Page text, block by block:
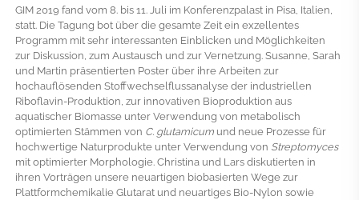
GIM 2019 fand vom 8. bis 11. Juli im Konferenzpalast in Pisa, Italien,
statt. Die Tagung bot über die gesamte Zeit ein exzellentes
Programm mit sehr interessanten Einblicken und Möglichkeiten
zur Diskussion, zum Austausch und zur Vernetzung. Susanne, Sarah
und Martin präsentierten Poster über ihre Arbeiten zur
hochauflösenden Stoffwechselflussanalyse der industriellen
Riboflavin-Produktion, zur innovativen Bioproduktion aus
aquatischer Biomasse unter Verwendung von metabolisch
optimierten Stämmen von C. glutamicumund neue Prozesse für
hochwertige Naturprodukte unter Verwendung von Streptomyces
mit optimierter Morphologie. Christina und Lars diskutierten in
ihren Vorträgen unsere neuartigen biobasierten Wege zur
Plattformchemikalie Glutarat und neuartiges Bio-Nylon sowie